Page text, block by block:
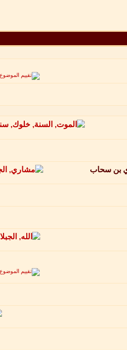
بن سحاب